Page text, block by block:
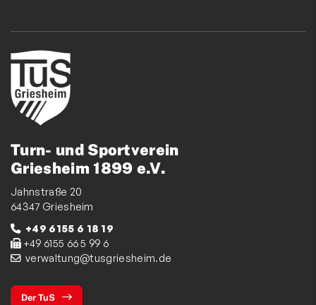
Turn- und Sportverein
Griesheim 1899 e.V.
Jahnstraße 20
64347 Griesheim
+49 6155 6 18 19
+49 6155 66 5 99 6
verwaltung@tusgriesheim.de
Der TuS